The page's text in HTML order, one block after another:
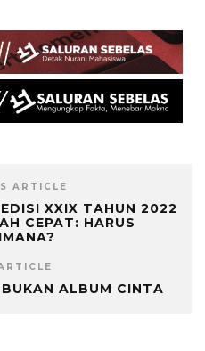
ARTICLE
XXIX TAHUN 2022
CEPAT: HARUS
ALBUM CINTA